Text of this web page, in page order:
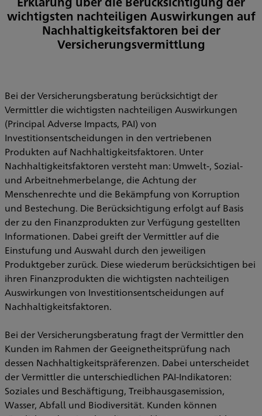
wichtigsten nachteiligen Auswirkungen auf
Nachhaltigkeitsfaktoren bei der
Versicherungsvermittlung
Bei der Versicherungsberatung berücksichtigt der
Vermittler die wichtigsten nachteiligen Auswirkungen
(Principal Adverse Impacts, PAI) von
Investitionsentscheidungen in den vertriebenen
Produkten auf Nachhaltigkeitsfaktoren. Unter
Nachhaltigkeitsfaktoren versteht man: Umwelt-, Sozial-
und Arbeitnehmerbelange, die Achtung der
Menschenrechte und die Bekämpfung von Korruption
und Bestechung. Die Berücksichtigung erfolgt auf Basis
der zu den Finanzprodukten zur Verfügung gestellten
Informationen. Dabei greift der Vermittler auf die
Einstufung und Auswahl durch den jeweiligen
Produktgeber zurück. Diese wiederum berücksichtigen bei
ihren Finanzprodukten die wichtigsten nachteiligen
Auswirkungen von Investitionsentscheidungen auf
Nachhaltigkeitsfaktoren.
Bei der Versicherungsberatung fragt der Vermittler den
Kunden im Rahmen der Geeignetheitsprüfung nach
dessen Nachhaltigkeitspräferenzen. Dabei unterscheidet
der Vermittler die unterschiedlichen PAI-Indikatoren:
Soziales und Beschäftigung, Treibhausgasemission,
Wasser, Abfall und Biodiversität. Kunden können